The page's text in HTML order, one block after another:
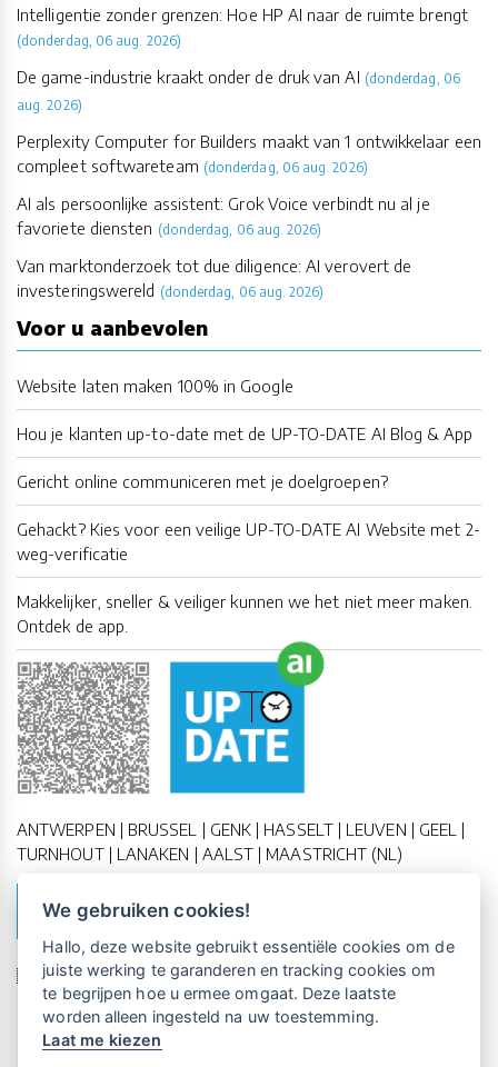
Intelligentie zonder grenzen: Hoe HP AI naar de ruimte brengt
(donderdag, 06 aug. 2026)
De game-industrie kraakt onder de druk van AI (donderdag, 06
aug. 2026)
Perplexity Computer for Builders maakt van 1 ontwikkelaar een
compleet softwareteam (donderdag, 06 aug. 2026)
AI als persoonlijke assistent: Grok Voice verbindt nu al je
favoriete diensten (donderdag, 06 aug. 2026)
Van marktonderzoek tot due diligence: AI verovert de
investeringswereld (donderdag, 06 aug. 2026)
Voor u aanbevolen
Website laten maken 100% in Google
Hou je klanten up-to-date met de UP-TO-DATE AI Blog & App
Gericht online communiceren met je doelgroepen?
Gehackt? Kies voor een veilige UP-TO-DATE AI Website met 2-
weg-verificatie
Makkelijker, sneller & veiliger kunnen we het niet meer maken.
Ontdek de app.
ANTWERPEN | BRUSSEL | GENK | HASSELT | LEUVEN | GEEL |
TURNHOUT | LANAKEN | AALST | MAASTRICHT (NL)
MAAK EEN AFSPRAAK
🇪🇺 🇧🇪ESG Compliant| 🇺🇳SDG Doelen
We gebruiken cookies!
Hallo, deze website gebruikt essentiële cookies om de
juiste werking te garanderen en tracking cookies om
te begrijpen hoe u ermee omgaat. Deze laatste
worden alleen ingesteld na uw toestemming.
Laat me kiezen
Vrijblijvende kennismaking?Boek
een persoonlijke demo.
Maandelijks gratis opleidingen